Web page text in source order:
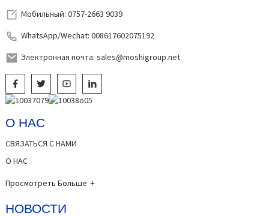
Мобильный: 0757-2663 9039
WhatsApp/Wechat: 008617602075192
Электронная почта: sales@moshigroup.net
О НАС
СВЯЗАТЬСЯ С НАМИ
О НАС
Просмотреть Больше
НОВОСТИ